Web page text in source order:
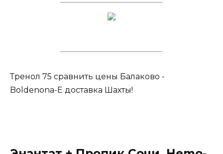
Тренол 75 сравнить цены Балаково -
Boldenona-E доставка Шахты!